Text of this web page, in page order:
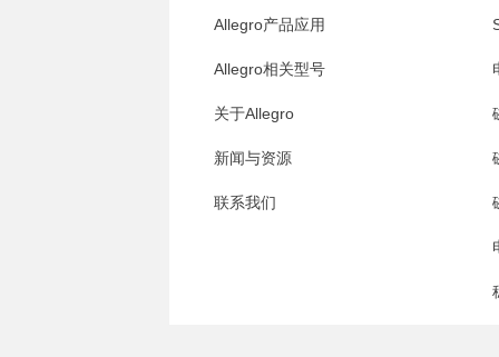
Allegro产品应用
Allegro相关型号
关于Allegro
新闻与资源
联系我们